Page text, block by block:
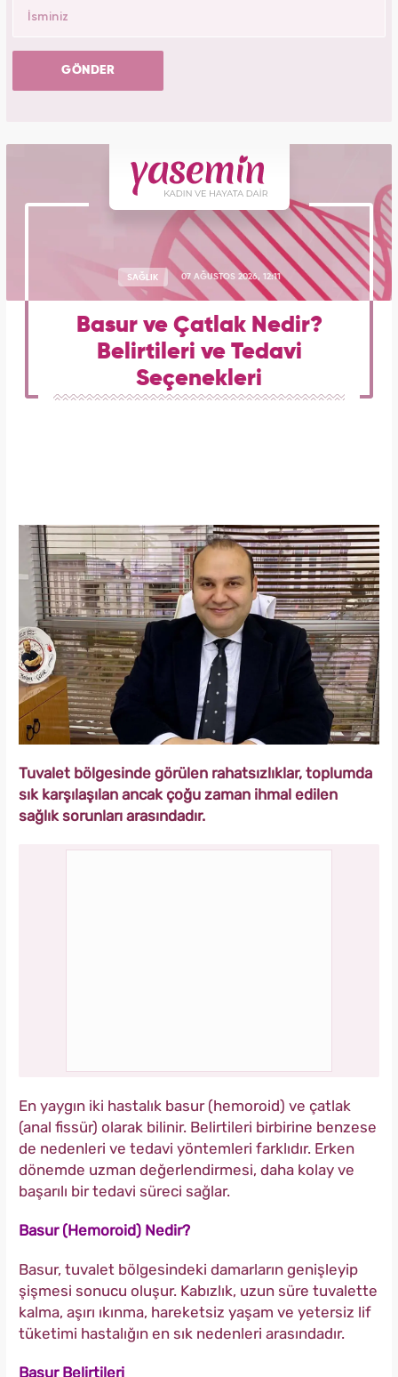
GÖNDER
SAĞLIK 07 AĞUSTOS 2026, 12:11
Basur ve Çatlak Nedir?
Belirtileri ve Tedavi
Seçenekleri
Tuvalet bölgesinde görülen rahatsızlıklar, toplumda
sık karşılaşılan ancak çoğu zaman ihmal edilen
sağlık sorunları arasındadır.
En yaygın iki hastalık basur (hemoroid) ve çatlak
(anal fissür) olarak bilinir. Belirtileri birbirine benzese
de nedenleri ve tedavi yöntemleri farklıdır. Erken
dönemde uzman değerlendirmesi, daha kolay ve
başarılı bir tedavi süreci sağlar.
Basur (Hemoroid) Nedir?
Basur, tuvalet bölgesindeki damarların genişleyip
şişmesi sonucu oluşur. Kabızlık, uzun süre tuvalette
kalma, aşırı ıkınma, hareketsiz yaşam ve yetersiz lif
tüketimi hastalığın en sık nedenleri arasındadır.
Basur Belirtileri